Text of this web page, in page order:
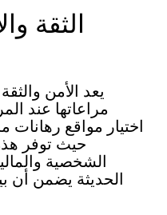
الثقة
يعد الأمن
مراعاتها عند
اختيار مواقع
حيث توفر
الشخصية
الحديثة يضمن أن